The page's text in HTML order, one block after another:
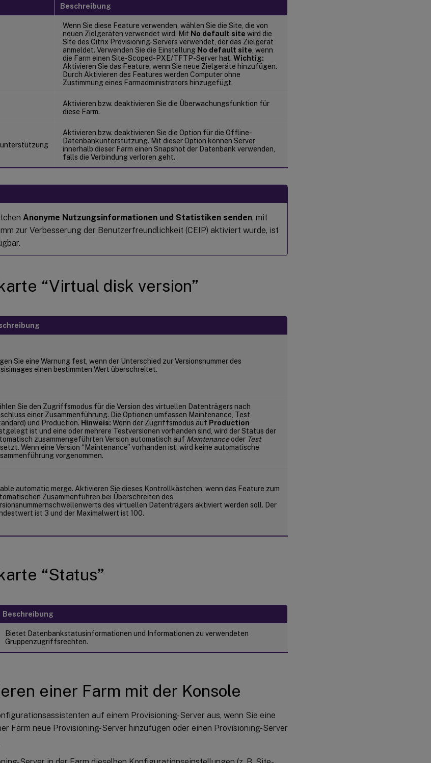
Beschreibung
Wenn Sie diese Feature verwenden, wählen Sie die Site, die von
neuen Zielgeräten verwendet wird. Mit No default site wird die
Site des Citrix Provisioning-Servers verwendet, der das Zielgerät
anmeldet. Verwenden Sie die Einstellung No default site , wenn
die Farm einen Site-Scoped-PXE/TFTP-Server hat. Wichtig:
Aktivieren Sie das Feature, wenn Sie neue Zielgeräte hinzufügen.
Durch Aktivieren des Features werden Computer ohne
Zustimmung eines Farmadministrators hinzugefügt.
Aktivieren bzw. deaktivieren Sie die Überwachungsfunktion für
diese Farm.
Aktivieren bzw. deaktivieren Sie die Option für die Offline-
Datenbankunterstützung. Mit dieser Option können Server
innerhalb dieser Farm einen Snapshot der Datenbank verwenden,
falls die Verbindung verloren geht.
Anonyme Nutzungsinformationen und Statistiken senden, mit
zur Verbesserung der Benutzerfreundlichkeit (CEIP) aktiviert wurde, ist
“Virtual disk version”
Sie eine Warnung fest, wenn der Unterschied zur Versionsnummer des
einen bestimmten Wert überschreitet.
Sie den Zugriffsmodus für die Version des virtuellen Datenträgers nach
einer Zusammenführung. Die Optionen umfassen Maintenance, Test
und Production. Hinweis: Wenn der Zugriffsmodus auf Production
ist und eine oder mehrere Testversionen vorhanden sind, wird der Status der
zusammengeführten Version automatisch auf Maintenanceoder Test
Wenn eine Version “Maintenance” vorhanden ist, wird keine automatische
vorgenommen.
automatic merge. Aktivieren Sie dieses Kontrollkästchen, wenn das Feature zum
Zusammenführen bei Überschreiten des
des virtuellen Datenträgers aktiviert werden soll. Der
ist 3 und der Maximalwert ist 100.
“Status”
Beschreibung
Bietet Datenbankstatusinformationen und Informationen zu verwendeten
Gruppenzugriffsrechten.
einer Farm mit der Konsole
auf einem Provisioning-Server aus, wenn Sie eine
Farm neue Provisioning-Server hinzufügen oder einen Provisioning-Server